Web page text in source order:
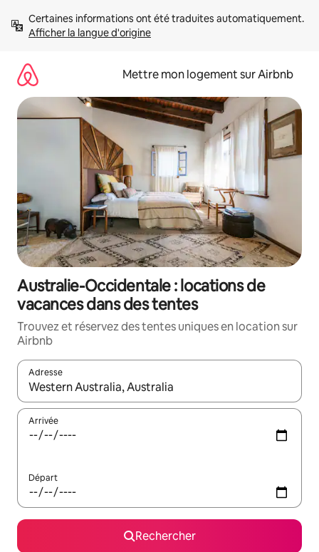
directement
Afficher la langue d'origine
Mettre mon logement sur Airbnb
Australie-Occidentale : locations de
vacances dans des tentes
Trouvez et réservez des tentes uniques en location sur
Airbnb
Adresse
Lorsque les résultats s'affichent, utilisez les flèches vers le
Arrivée
Départ
Rechercher